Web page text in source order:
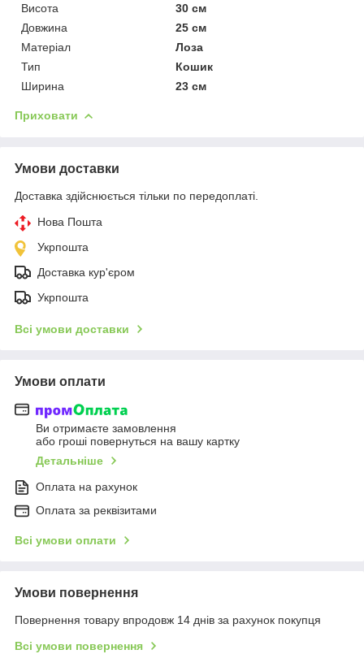
Висота
30 см
Довжина
25 см
Матеріал
Лоза
Тип
Кошик
Ширина
23 см
Приховати
Умови доставки
Доставка здійснюється тільки по передоплаті.
Нова Пошта
Укрпошта
Доставка кур'єром
Укрпошта
Всі умови доставки
Умови оплати
Ви отримаєте замовлення
або гроші повернуться на вашу картку
Детальніше
Оплата на рахунок
Оплата за реквізитами
Всі умови оплати
Умови повернення
Повернення товару впродовж 14 днів за рахунок покупця
Всі умови повернення